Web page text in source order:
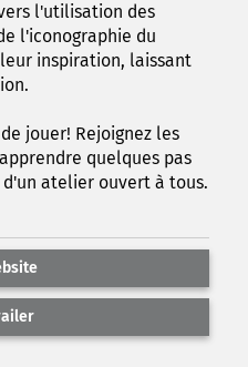
l'utilisation des
l'iconographie du
inspiration, laissant
jouer! Rejoignez les
quelques pas
atelier ouvert à tous.